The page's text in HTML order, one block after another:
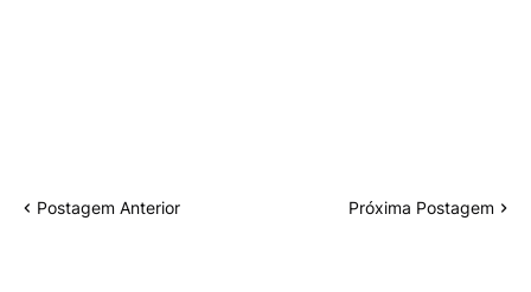
Postagem Anterior Próxima Postagem